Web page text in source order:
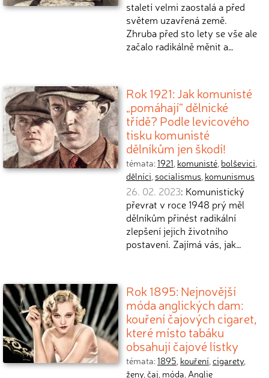
staletí velmi zaostalá a před
světem uzavřená země.
Zhruba před sto lety se vše ale
začalo radikálně měnit a…
Rok 1921: Jak komunisté
„pomáhají“ dělnické
třídě? Podle levicového
tisku komunisté
dělníkům jen škodí!
témata:1921, komunisté, bolševici,
dělníci, socialismus, komunismus
26. 02. 2023: Komunistický
převrat v roce 1948 prý měl
dělníkům přinést radikální
zlepšení jejich životního
postavení. Zajímá vás, jak…
Rok 1895: Nejnovější
móda anglických dam:
kouření čajových cigaret,
které místo tabáku
obsahují čajové lístky
témata:1895, kouření,cigarety,
ženy,čaj, móda,Anglie